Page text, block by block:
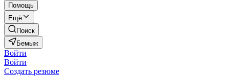
Помощь
Ещё
Поиск
Бемыж
Войти
Войти
Создать резюме